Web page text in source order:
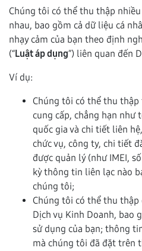
Chúng tôi có thể thu thập
nhau, bao gồm cả dữ liệu cá
nhạy cảm của bạn theo định
(“Luật áp dụng”) liên quan đến
Ví dụ:
Chúng tôi có thể thu
cung cấp, chẳng hạn như
quốc gia và chi tiết liên
chức vụ, công ty, chi tiết
được quản lý (như IMEI,
kỳ thông tin liên lạc nào
chúng tôi;
Chúng tôi có thể thu thập
Dịch vụ Kinh Doanh, bao
sử dụng của bạn; thông
mà chúng tôi đã đặt trên